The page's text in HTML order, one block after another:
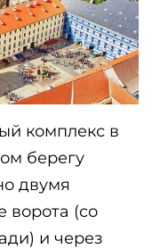
комплекс в
берегу
двумя
ворота (со
и через